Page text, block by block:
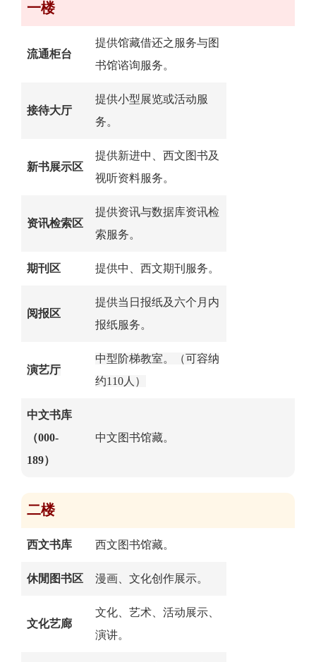
一楼
流通柜台
提供馆藏借还之服务与图
书馆谘询服务。
接待大厅
提供小型展览或活动服
务。
新书展示区
提供新进中、西文图书及
视听资料服务。
资讯检索区
提供资讯与数据库资讯检
索服务。
期刊区 提供中、西文期刊服务。
阅报区
提供当日报纸及六个月内
报纸服务。
演艺厅
中型阶梯教室。（可容纳
约110人）
中文书库
（000-
189）
中文图书馆藏。
二楼
西文书库 西文图书馆藏。
休閒图书区 漫画、文化创作展示。
文化艺廊
文化、艺术、活动展示、
演讲。